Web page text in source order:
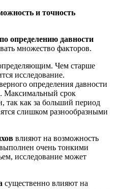
и точность
определению давности
множество факторов.
Чем старше
исследование.
определения давности
Максимальный срок
так как за больший период
слишком разнообразными
влияют на возможность
очень тонкими
исследование может
существенно влияют на